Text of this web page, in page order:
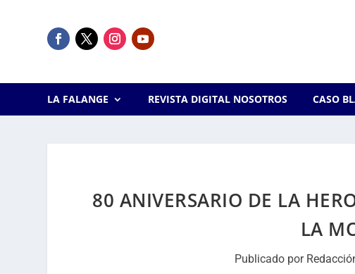
LA FALANGE REVISTA DIGITAL NOSOTROS CASO
80 ANIVERSARIO DE LA
LA
Publicado por